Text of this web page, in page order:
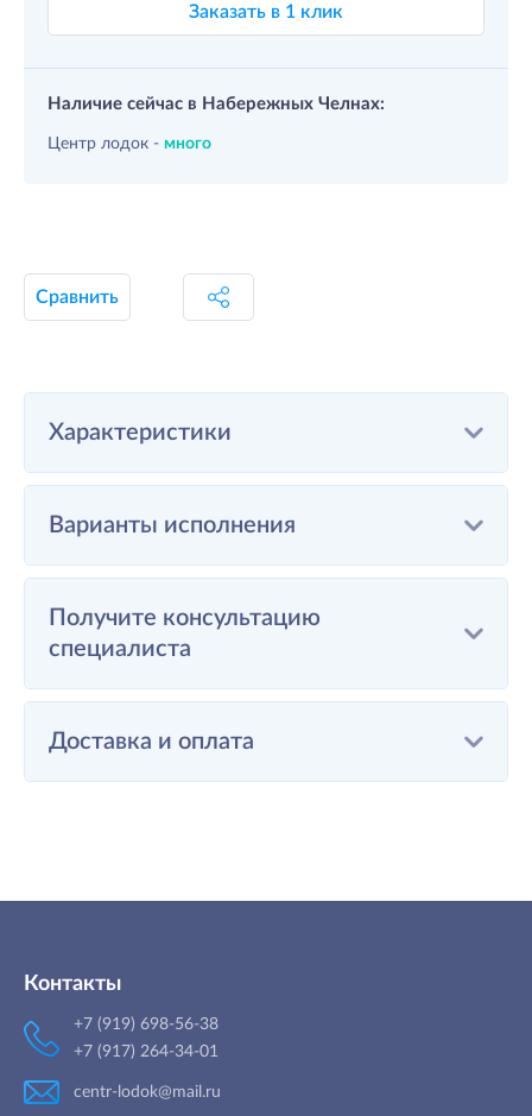
Заказать в 1 клик
Наличие сейчас в Набережных Челнах:
Центр лодок - много
Сравнить
Характеристики
Варианты исполнения
Получите консультацию
специалиста
Доставка и оплата
Контакты
+7 (919) 698-56-38
+7 (917) 264-34-01
centr-lodok@mail.ru